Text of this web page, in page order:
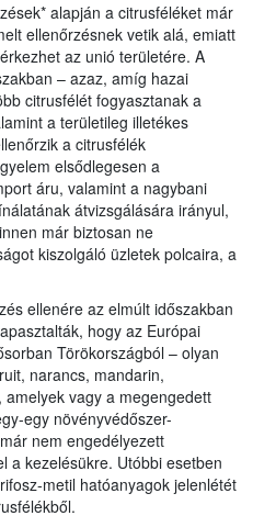
alapján a citrusféléket már
ellenőrzésnek vetik alá, emiatt
az unió területére. A
– azaz, amíg hazai
citrusfélét fogyasztanak a
a területileg illetékes
a citrusfélék
elsődlegesen a
áru, valamint a nagybani
átvizsgálására irányul,
már biztosan ne
kiszolgáló üzletek polcaira, a
ellenére az elmúlt időszakban
hogy az Európai
Törökországból – olyan
narancs, mandarin,
vagy a megengedett
egy növényvédőszer-
nem engedélyezett
a kezelésükre. Utóbbi esetben
metil hatóanyagok jelenlétét